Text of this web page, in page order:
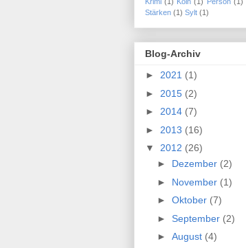
Stärken (1) Sylt (1)
Blog-Archiv
► 2021 (1)
► 2015 (2)
► 2014 (7)
► 2013 (16)
▼ 2012 (26)
► Dezember (2)
► November (1)
► Oktober (7)
► September (2)
► August (4)